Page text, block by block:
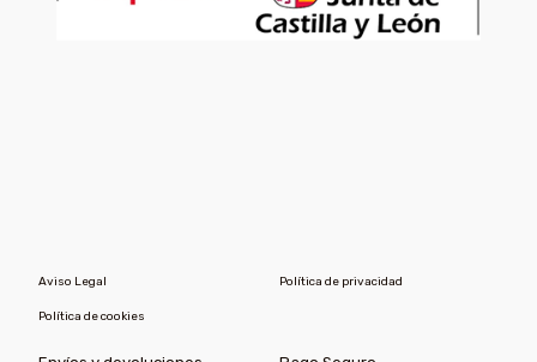
Aviso Legal Política de privacidad
Política de cookies